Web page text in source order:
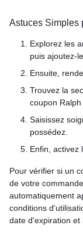
Astuces Simples
Explorez les
puis ajoutez-
Ensuite,
Trouvez la
coupon Ralph
Saisissez
possédez.
Enfin, activez
Pour vérifier si un
de votre
automatiquement
conditions
date d'expiration et